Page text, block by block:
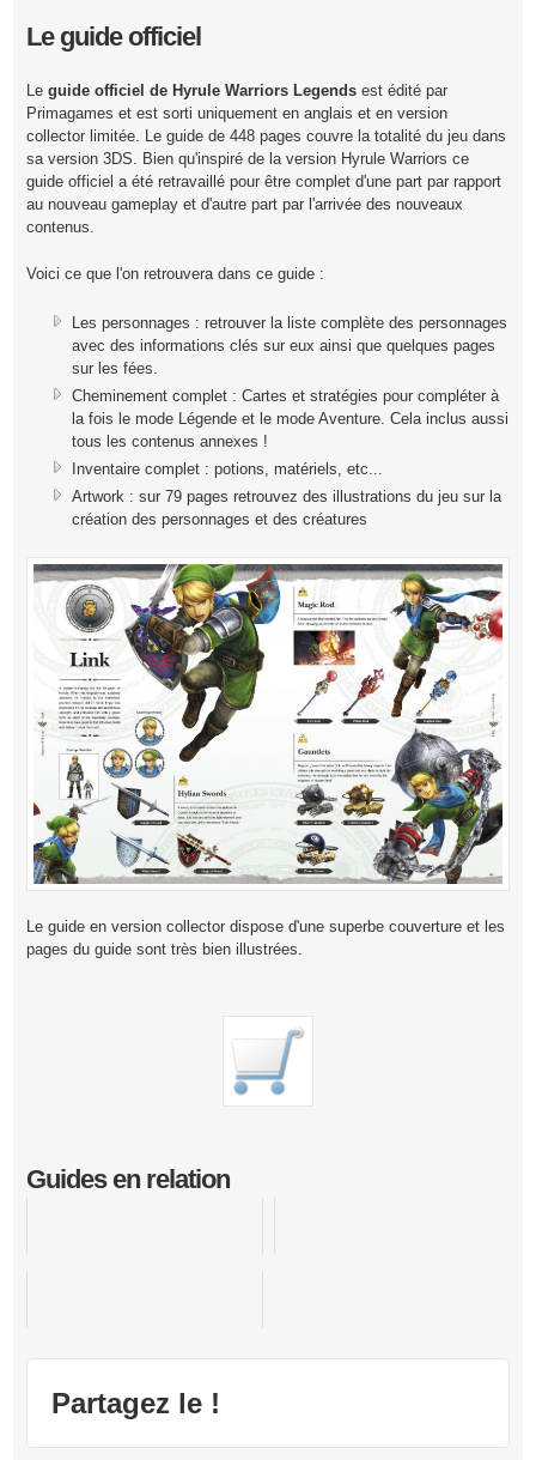
Le guide officiel
Le guide officiel de Hyrule Warriors Legends est édité par
Primagames et est sorti uniquement en anglais et en version
collector limitée. Le guide de 448 pages couvre la totalité du jeu dans
sa version 3DS. Bien qu'inspiré de la version Hyrule Warriors ce
guide officiel a été retravaillé pour être complet d'une part par rapport
au nouveau gameplay et d'autre part par l'arrivée des nouveaux
contenus.
Voici ce que l'on retrouvera dans ce guide :
Les personnages : retrouver la liste complète des personnages
avec des informations clés sur eux ainsi que quelques pages
sur les fées.
Cheminement complet : Cartes et stratégies pour compléter à
la fois le mode Légende et le mode Aventure. Cela inclus aussi
tous les contenus annexes !
Inventaire complet : potions, matériels, etc...
Artwork : sur 79 pages retrouvez des illustrations du jeu sur la
création des personnages et des créatures
Le guide en version collector dispose d'une superbe couverture et les
pages du guide sont très bien illustrées.
Guides en relation
Partagez le !